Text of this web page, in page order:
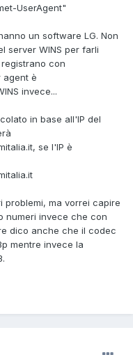
UserAgent"
un software LG. Non
server WINS per farli
con
agent è
invece...
in base all'IP del
se l'IP è
problemi, ma vorrei capire
numeri invece che con
dico anche che il codec
mentre invece la